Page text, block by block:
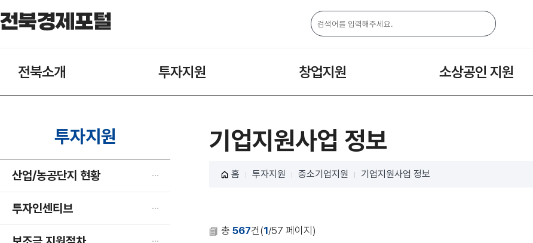
전북소개 투자지원 창업지원 소상공인 지원
투자지원
산업/농공단지 현황
투자인센티브
기업지원사업 정보
홈 투자지원 중소기업지원 기업지원사업 정보
총 567건(1/57 페이지)